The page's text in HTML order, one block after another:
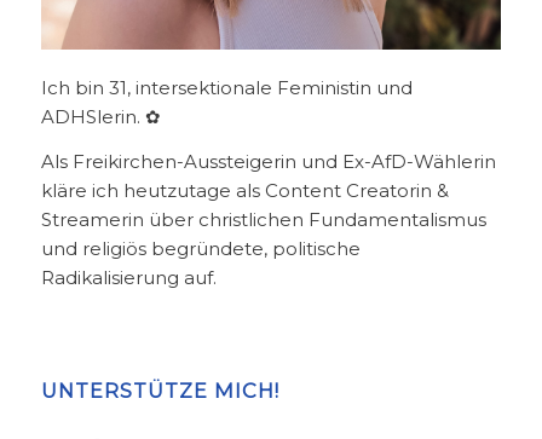
Ich bin 31, intersektionale Feministin und
ADHSlerin. ✿
Als Freikirchen-Aussteigerin und Ex-AfD-Wählerin
kläre ich heutzutage als Content Creatorin &
Streamerin über christlichen Fundamentalismus
und religiös begründete, politische
Radikalisierung auf.
UNTERSTÜTZE MICH!